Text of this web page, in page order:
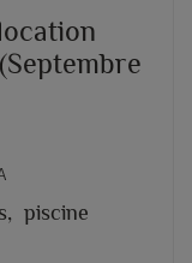
piscine